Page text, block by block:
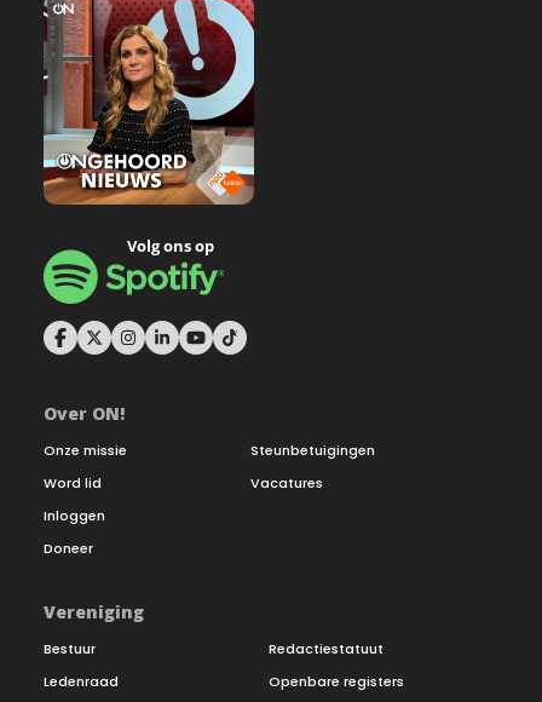
Over ON!
Onze missie
Word lid
Inloggen
Doneer
Steunbetuigingen
Vacatures
Vereniging
Bestuur
Ledenraad
Redactiestatuut
Openbare registers